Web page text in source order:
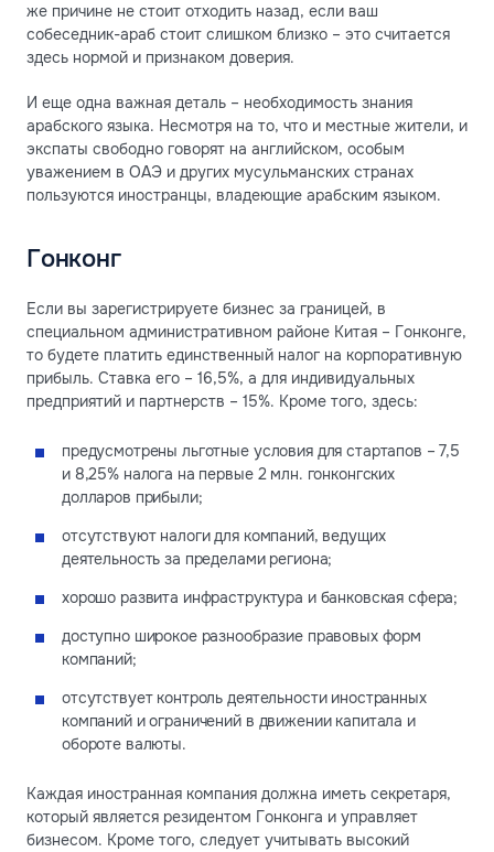
же причине не стоит отходить назад, если ваш
собеседник-араб стоит слишком близко – это считается
здесь нормой и признаком доверия.
И еще одна важная деталь – необходимость знания
арабского языка. Несмотря на то, что и местные жители, и
экспаты свободно говорят на английском, особым
уважением в ОАЭ и других мусульманских странах
пользуются иностранцы, владеющие арабским языком.
Гонконг
Если вы зарегистрируете бизнес за границей, в
специальном административном районе Китая – Гонконге,
то будете платить единственный налог на корпоративную
прибыль. Ставка его – 16,5%, а для индивидуальных
предприятий и партнерств – 15%. Кроме того, здесь:
предусмотрены льготные условия для стартапов – 7,5
и 8,25% налога на первые 2 млн. гонконгских
долларов прибыли;
отсутствуют налоги для компаний, ведущих
деятельность за пределами региона;
хорошо развита инфраструктура и банковская сфера;
доступно широкое разнообразие правовых форм
компаний;
отсутствует контроль деятельности иностранных
компаний и ограничений в движении капитала и
обороте валюты.
Каждая иностранная компания должна иметь секретаря,
который является резидентом Гонконга и управляет
бизнесом. Кроме того, следует учитывать высокий